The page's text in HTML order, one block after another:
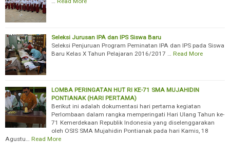
Seleksi Jurusan IPA dan IPS Siswa Baru
Seleksi Penjuruan Program Peminatan IPA dan IPS pada Siswa
Baru Kelas X Tahun Pelajaran 2016/2017 … Read More
LOMBA PERINGATAN HUT RI KE-71 SMA MUJAHIDIN
PONTIANAK (HARI PERTAMA)
Berikut ini adalah dokumentasi hari pertama kegiatan
Perlombaan dalam rangka memperingati Hari Ulang Tahun ke-
71 Kemerdekaan Republik Indonesia yang diselenggarakan
oleh OSIS SMA Mujahidin Pontianak pada hari Kamis, 18
Agustu… Read More